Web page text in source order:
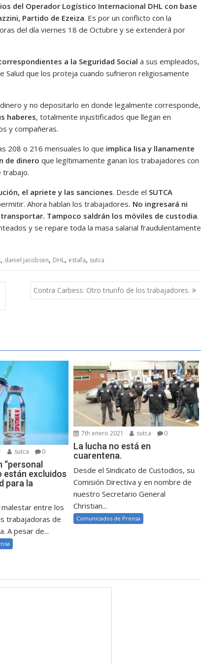
del Operador Logístico Internacional DHL con base
Partido de Ezeiza. Es por un conflicto con la
del día viernes 18 de Octubre y se extenderá por
a la Seguridad Social a sus empleados,
Salud que los proteja cuando sufrieron religiosamente
y no depositarlo en donde legalmente corresponde,
haberes, totalmente injustificados que llegan en
y compañeras.
208 o 216 mensuales lo que implica lisa y llanamente
de dinero que legítimamente ganan los trabajadores con
trabajo.
el apriete y las sanciones. Desde el SUTCA
Ahora hablan los trabajadores. No ingresará ni
Tampoco saldrán los móviles de custodia.
y se repare toda la masa salarial fraudulentamente
, daniel jacobsen, DHL, estafa, sutca
Contra Carbess: Otro triunfo de los trabajadores.
sutca 0
“personal
están excluidos
para la
entre los
trabajadoras de
A pesar de...
7th enero 2021 sutca 0
La lucha no está en
cuarentena.
Desde el Sindicato de Custodios, su
Comisión Directiva y en nombre de
nuestro Secretario General
Christian...
Comunicados de Prensa